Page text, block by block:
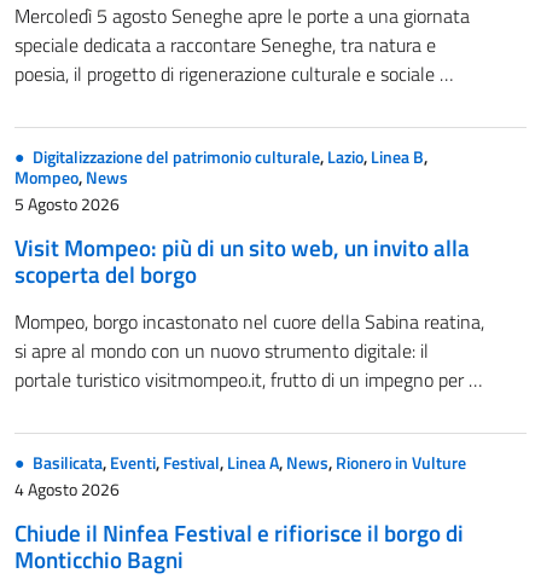
Mercoledì 5 agosto Seneghe apre le porte a una giornata
speciale dedicata a raccontare Seneghe, tra natura e
poesia, il progetto di rigenerazione culturale e sociale …
Digitalizzazione del patrimonio culturale,Lazio,Linea B,
Mompeo,News
5 Agosto 2026
Visit Mompeo: più di un sito web, un invito alla
scoperta del borgo
Mompeo, borgo incastonato nel cuore della Sabina reatina,
si apre al mondo con un nuovo strumento digitale: il
portale turistico visitmompeo.it, frutto di un impegno per …
Basilicata,Eventi,Festival,Linea A,News,Rionero in Vulture
4 Agosto 2026
Chiude il Ninfea Festival e rifiorisce il borgo di
Monticchio Bagni